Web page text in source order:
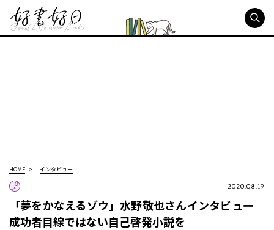
HOME インタビュー
2020.08.19
「夢をかなえるゾウ」水野敬也さんインタビュー
成功者目線ではない自己啓発小説を